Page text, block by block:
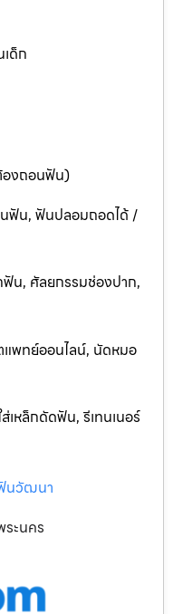
ด็ก
องถอนฟัน)
ฟัน, ฟันปลอมถอดได้ /
น, ศัลยกรรมช่องปาก,
พทย์ออนไลน์, นัดหมอ
หล็กดัดฟัน, รีเทนเนอร์
นวัฒนา
ะนคร